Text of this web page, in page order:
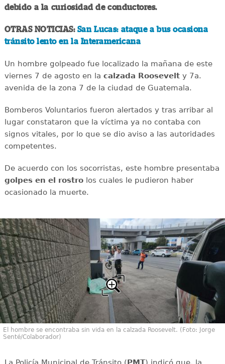
debido a la curiosidad de conductores.
OTRAS NOTICIAS: San Lucas: ataque a bus ocasiona
tránsito lento en la Interamericana
Un hombre golpeado fue localizado la mañana de este
viernes 7 de agosto en la calzada Roosevelty 7a.
avenida de la zona 7 de la ciudad de Guatemala.
Bomberos Voluntarios fueron alertados y tras arribar al
lugar constataron que la víctima ya no contaba con
signos vitales, por lo que se dio aviso a las autoridades
competentes.
De acuerdo con los socorristas, este hombre presentaba
golpes en el rostrolos cuales le pudieron haber
ocasionado la muerte.
El hombre se encontraba sin vida en la calzada Roosevelt. (Foto: Jorge
Senté/Colaborador)